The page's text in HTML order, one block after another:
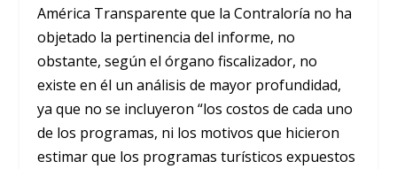
América Transparente que la Contraloría no ha
objetado la pertinencia del informe, no
obstante, según el órgano fiscalizador, no
existe en él un análisis de mayor profundidad,
ya que no se incluyeron “los costos de cada uno
de los programas, ni los motivos que hicieron
estimar que los programas turísticos expuestos